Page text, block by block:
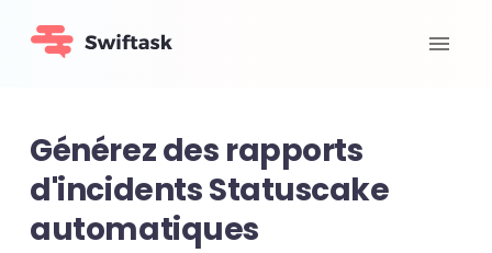
Générez des rapports
d'incidents Statuscake
automatiques